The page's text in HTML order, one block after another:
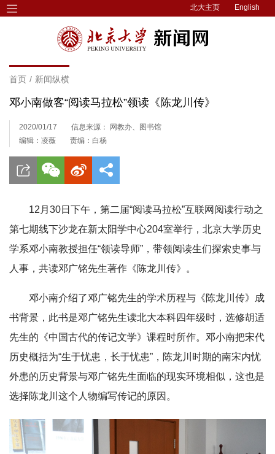
北大主页 English
首页 / 新闻纵横
邓小南做客“阅读马拉松”领读《陈龙川传》
2020/01/17
信息来源： 网教办、图书馆
编辑：凌薇
责编：白杨
12月30日下午，第二届“阅读马拉松”互联网阅读行动之
第七期线下沙龙在新太阳学中心204室举行，北京大学历史
学系邓小南教授担任“领读导师”，带领阅读生们探索史事与
人事，共读邓广铭先生著作《陈龙川传》。
邓小南介绍了邓广铭先生的学术历程与《陈龙川传》成
书背景，此书是邓广铭先生读北大本科四年级时，选修胡适
先生的《中国古代的传记文学》课程时所作。邓小南把宋代
历史概括为“生于忧患，长于忧患”，陈龙川时期的南宋内忧
外患的历史背景与邓广铭先生面临的现实环境相似，这也是
选择陈龙川这个人物编写传记的原因。